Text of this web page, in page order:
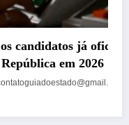
já oficializados à
2026